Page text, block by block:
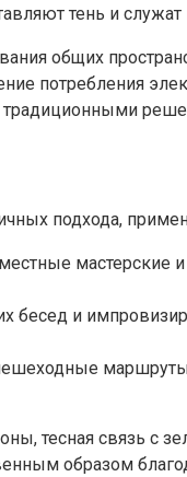
тень и служат
общих
потребления
традиционными
подхода,
мастерские
бесед и
тесная связь с
образом